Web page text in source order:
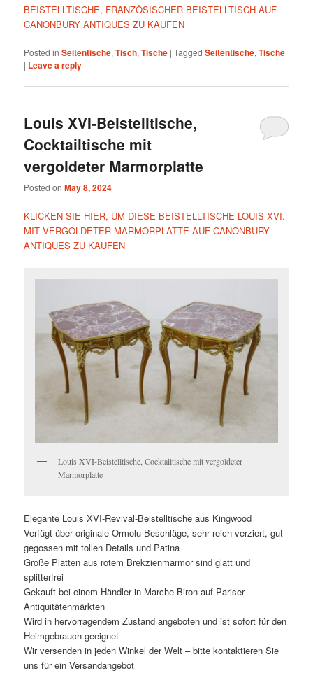
BEISTELLTISCHE, FRANZÖSISCHER BEISTELLTISCH AUF
CANONBURY ANTIQUES ZU KAUFEN
Posted in Seitentische,Tisch,Tische |Tagged Seitentische,Tische
| Leave a reply
Louis XVI-Beistelltische,
Cocktailtische mit
vergoldeter Marmorplatte
Posted onMay 8, 2024
KLICKEN SIE HIER, UM DIESE BEISTELLTISCHE LOUIS XVI.
MIT VERGOLDETER MARMORPLATTE AUF CANONBURY
ANTIQUES ZU KAUFEN
Louis XVI-Beistelltische, Cocktailtische mit vergoldeter
Marmorplatte
Elegante Louis XVI-Revival-Beistelltische aus Kingwood
Verfügt über originale Ormolu-Beschläge, sehr reich verziert, gut
gegossen mit tollen Details und Patina
Große Platten aus rotem Brekzienmarmor sind glatt und
splitterfrei
Gekauft bei einem Händler in Marche Biron auf Pariser
Antiquitätenmärkten
Wird in hervorragendem Zustand angeboten und ist sofort für den
Heimgebrauch geeignet
Wir versenden in jeden Winkel der Welt – bitte kontaktieren Sie
uns für ein Versandangebot